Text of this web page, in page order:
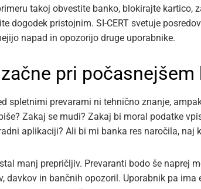
takoj obvestite banko, blokirajte kartico,
dogodek pristojnim. SI-CERT svetuje
napad in opozorijo druge uporabnike.
pri počasnejšem
spletnimi prevarami ni tehnično znanje,
Zakaj se mudi? Zakaj bi moral podatke
aplikaciji? Ali bi mi banka res naročila, naj
manj prepričljiv. Prevaranti bodo še naprej
davkov in bančnih opozoril. Uporabnik pa